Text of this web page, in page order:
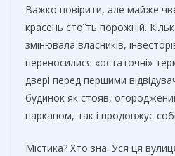
Важко повірити, але майже
красень стоїть порожній.
змінювала власників,
переносилися «остаточні»
двері перед першими
будинок як стояв,
парканом, так і продовжує
Містика? Хто зна. Уся ця